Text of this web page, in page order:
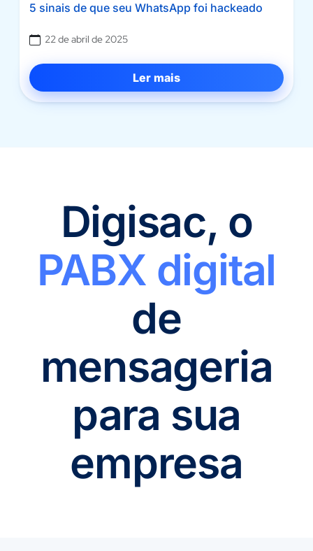
5 sinais de que seu WhatsApp foi hackeado
22 de abril de 2025
Ler mais
Digisac, o
PABX digital
de
mensageria
para sua
empresa